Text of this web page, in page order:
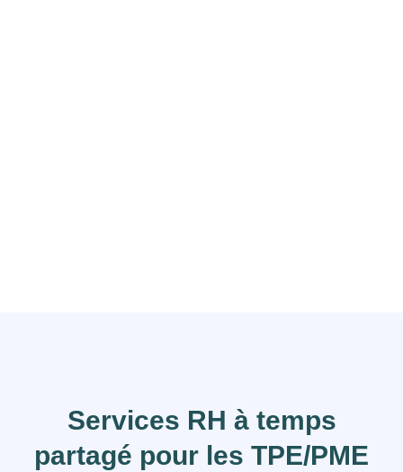
Services RH à temps
partagé pour les TPE/PME